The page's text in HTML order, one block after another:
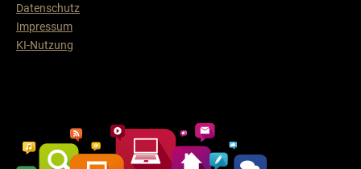
Datenschutz
Impressum
KI-Nutzung